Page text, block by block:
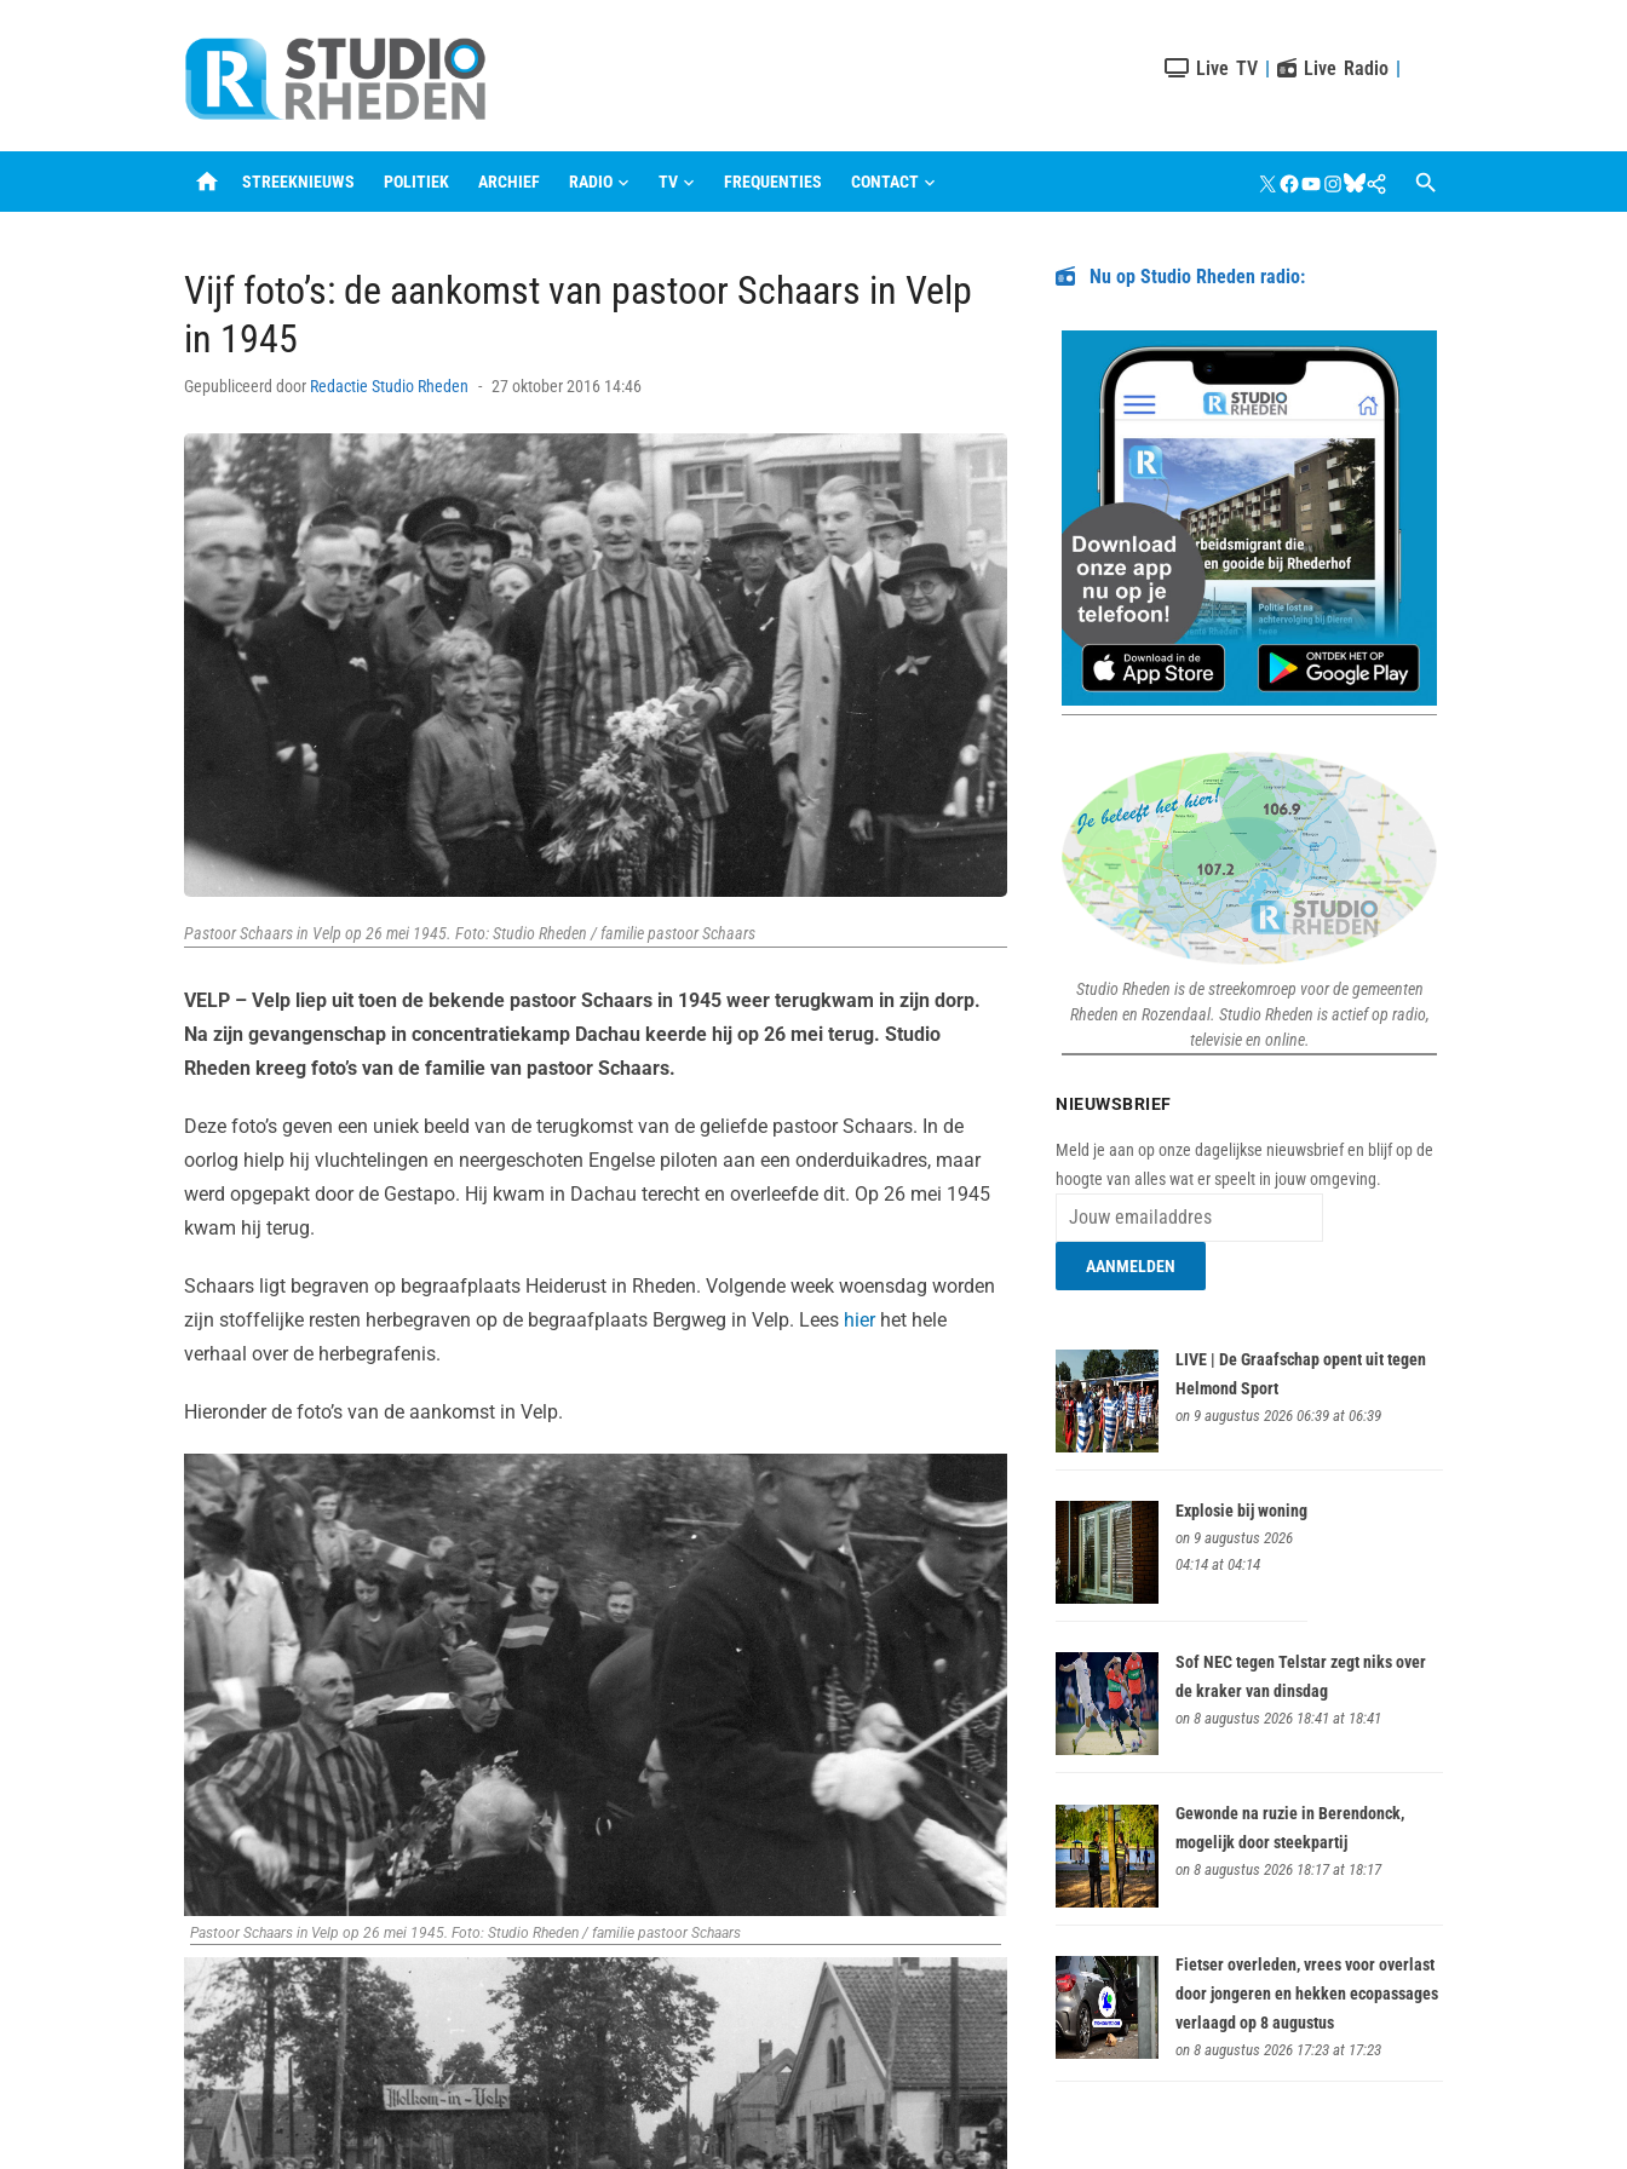
Live TV | Live Radio |
home STREEKNIEUWS POLITIEK ARCHIEF RADIO TV FREQUENTIES CONTACT X Facebook
YouTube
Instagram
Bluesky
Google
Nieuws
Vijf foto’s: de aankomst van pastoor Schaars in Velp
in 1945
Gepubliceerd door Redactie Studio Rheden
Posted
27 oktober 2016 14:46
Pastoor Schaars in Velp op 26 mei 1945. Foto: Studio Rheden / familie pastoor Schaars
VELP – Velp liep uit toen de bekende pastoor Schaars in 1945 weer terugkwam in zijn dorp.
Na zijn gevangenschap in concentratiekamp Dachau keerde hij op 26 mei terug. Studio
Rheden kreeg foto’s van de familie van pastoor Schaars.
Deze foto’s geven een uniek beeld van de terugkomst van de geliefde pastoor Schaars. In de
oorlog hielp hij vluchtelingen en neergeschoten Engelse piloten aan een onderduikadres, maar
werd opgepakt door de Gestapo. Hij kwam in Dachau terecht en overleefde dit. Op 26 mei 1945
kwam hij terug.
Schaars ligt begraven op begraafplaats Heiderust in Rheden. Volgende week woensdag worden
zijn stoffelijke resten herbegraven op de begraafplaats Bergweg in Velp. Lees hierhet hele
verhaal over de herbegrafenis.
Hieronder de foto’s van de aankomst in Velp.
Pastoor Schaars in Velp op 26 mei 1945. Foto: Studio Rheden / familie pastoor Schaars
Nu op Studio Rheden radio:
Studio Rheden is de streekomroep voor de gemeenten
Rheden en Rozendaal. Studio Rheden is actief op radio,
televisie en online.
NIEUWSBRIEF
Meld je aan op onze dagelijkse nieuwsbrief en blijf op de
hoogte van alles wat er speelt in jouw omgeving.
LIVE | De Graafschap opent uit tegen
Helmond Sport
on 9 augustus 2026 06:39 at 06:39
Explosie bij woning
on 9 augustus 2026
04:14 at 04:14
Sof NEC tegen Telstar zegt niks over
de kraker van dinsdag
on 8 augustus 2026 18:41 at 18:41
Gewonde na ruzie in Berendonck,
mogelijk door steekpartij
on 8 augustus 2026 18:17 at 18:17
Fietser overleden, vrees voor overlast
door jongeren en hekken ecopassages
verlaagd op 8 augustus
on 8 augustus 2026 17:23 at 17:23